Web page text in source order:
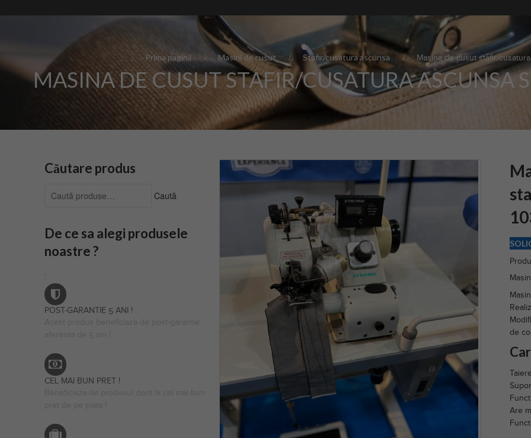
Prima pagină Masini de cusut Stafir/cusatura ascunsa Masina de cusut stafir/
MASINA DE CUSUT STAFIR/CUSATURA ASCUNSA
de
Are
Căutare produs
după:
Caută
De ce sa alegi produsele
noastre ?
.
POST-GARANTIE 5 ANI !
CEL MAI BUN PRET !